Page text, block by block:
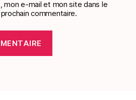
mon e-mail et mon site dans le
commentaire.